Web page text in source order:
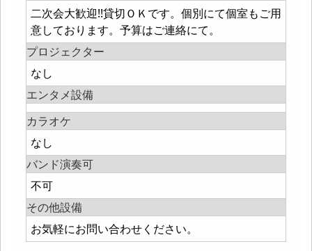
二次会大歓迎!!貸切ＯＫです。個別にて個室もご用
意しております。予算はご連絡にて。
プロジェクター
なし
エンタメ設備
カラオケ
なし
バンド演奏可
不可
その他設備
お気軽にお問い合わせください。